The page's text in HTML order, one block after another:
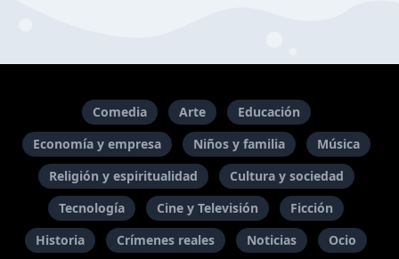
Comedia Arte
Educación
Economía y empresa
Niños y familia
Música
Religión y espiritualidad
Cultura y sociedad
Tecnología
Cine y Televisión
Ficción
Historia
Crímenes reales Noticias Ocio